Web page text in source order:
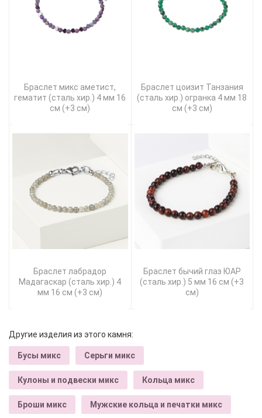
Браслет микс аметист,
гематит (сталь хир.) 4 мм 16
см (+3 см)
Браслет цоизит Танзания
(сталь хир.) огранка 4 мм 18
см (+3 см)
Браслет лабрадор
Мадагаскар (сталь хир.) 4
мм 16 см (+3 см)
Браслет бычий глаз ЮАР
(сталь хир.) 5 мм 16 см (+3
см)
Другие изделия из этого камня:
Бусы микс Серьги микс
Кулоны и подвески микс Кольца микс
Броши микс Мужские кольца и печатки микс